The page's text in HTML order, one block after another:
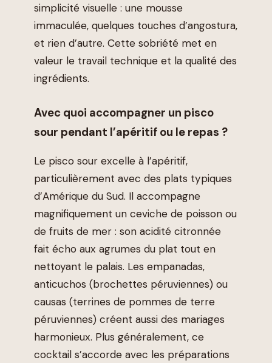
simplicité visuelle : une mousse
immaculée, quelques touches d’angostura,
et rien d’autre. Cette sobriété met en
valeur le travail technique et la qualité des
ingrédients.
Avec quoi accompagner un pisco
sour pendant l’apéritif ou le repas ?
Le pisco sour excelle à l’apéritif,
particulièrement avec des plats typiques
d’Amérique du Sud. Il accompagne
magnifiquement un ceviche de poisson ou
de fruits de mer : son acidité citronnée
fait écho aux agrumes du plat tout en
nettoyant le palais. Les empanadas,
anticuchos (brochettes péruviennes) ou
causas (terrines de pommes de terre
péruviennes) créent aussi des mariages
harmonieux. Plus généralement, ce
cocktail s’accorde avec les préparations